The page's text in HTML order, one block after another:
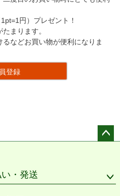
円）プレゼント！
まります。
などお買い物が便利になりま
登録
・発送